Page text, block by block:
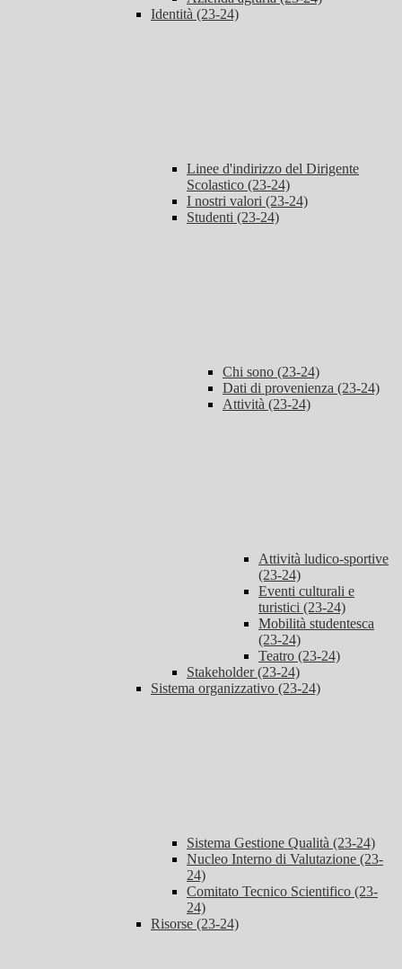
Identità (23-24)
Linee d'indirizzo del Dirigente
Scolastico (23-24)
I nostri valori (23-24)
Studenti (23-24)
Chi sono (23-24)
Dati di provenienza (23-24)
Attività (23-24)
Attività ludico-sportive
(23-24)
Eventi culturali e
turistici (23-24)
Mobilità studentesca
(23-24)
Teatro (23-24)
Stakeholder (23-24)
Sistema organizzativo (23-24)
Sistema Gestione Qualità (23-24)
Nucleo Interno di Valutazione (23-
24)
Comitato Tecnico Scientifico (23-
24)
Risorse (23-24)